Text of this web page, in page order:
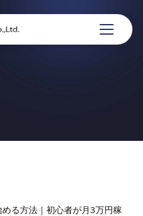
る方法｜初心者が月3万円稼